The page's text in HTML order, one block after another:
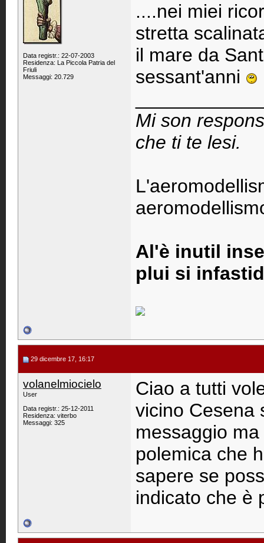
Data registr.: 22-07-2003
Residenza: La Piccola Patria del
Friuli
Messaggi: 20.729
....nei miei
stretta
il mare da
sessant'anni
Mi son
che ti te lesi.
Al'è inutil
plui si
29 dicembre 17, 16:17
volanelmiocielo
User
Data registr.: 25-12-2011
Residenza: viterbo
Messaggi: 325
Ciao a tutti
vicino Cesena
messaggio
polemica che
sapere se
indicato che è